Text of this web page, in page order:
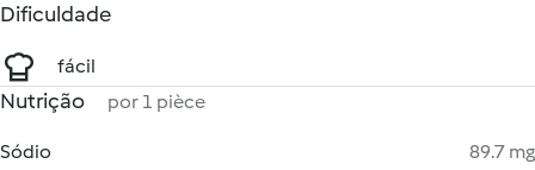
Dificuldade
fácil
Nutrição por 1 pièce
Sódio
89.7 mg